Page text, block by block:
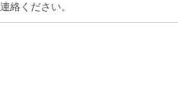
絡ください。